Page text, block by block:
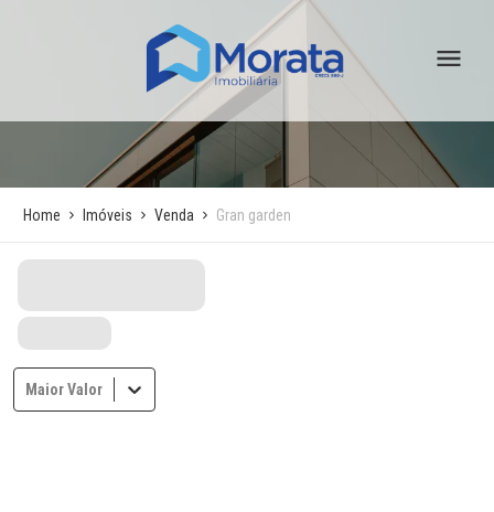
Home Imóveis Venda Gran garden
Maior Valor